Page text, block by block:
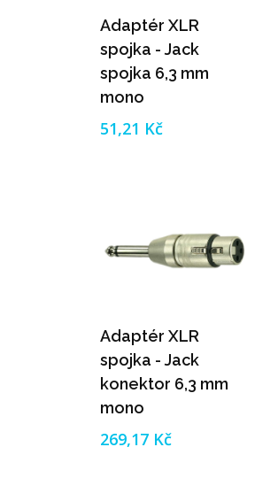
Adaptér XLR
spojka - Jack
spojka 6,3 mm
mono
51,21 Kč
Adaptér XLR
spojka - Jack
konektor 6,3 mm
mono
269,17 Kč